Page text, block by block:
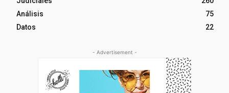
Análisis
75
Datos
22
- Advertisement -